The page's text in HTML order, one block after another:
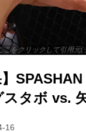
こをクリックして引用元
】
タボ vs.
16